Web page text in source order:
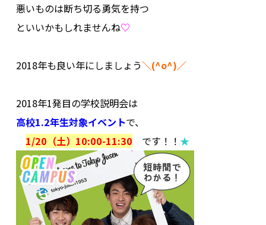
悪いものは断ち切る勇気を持つ
といいかもしれませんね♡
2018年も良い年にしましょう＼(^o^)／
2018年1発目の学校説明会は
高校1.2年生対象イベントで、
1/20（土）10:00-11:30
です！！ ★